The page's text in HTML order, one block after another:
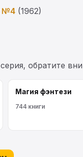
№4 (1962)
обратите
Магия фэнтези
744 книги